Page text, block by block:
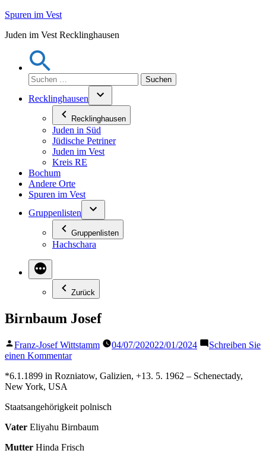
Zum
springen
Spuren im Vest
Juden im Vest Recklinghausen
Suchen
nach:
Recklinghausen
Recklinghausen
Juden in Süd
Jüdische Petriner
Juden im Vest
Kreis RE
Bochum
Andere Orte
Spuren im Vest
Gruppenlisten
Gruppenlisten
Hachschara
Zurück
Birnbaum Josef
Veröffentlicht
von
Franz-Josef Wittstamm 04/07/202022/01/2024
Schreiben Sie
einen Kommentarzu
Josef
*6.1.1899 in Rozniatow, Galizien, +13. 5. 1962 – Schenectady,
New York, USA
Staatsangehörigkeit polnisch
Vater Eliyahu Birnbaum
Mutter Hinda Frisch